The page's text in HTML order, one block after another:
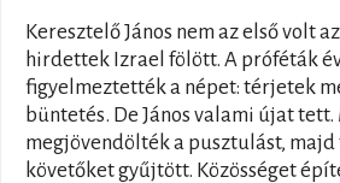
Keresztelő János nem az első volt
hirdettek Izrael fölött. A próféták
figyelmeztették a népet: térjetek
büntetés. De János valami újat
megjövendölték a pusztulást,
követőket gyűjtött. Közösséget